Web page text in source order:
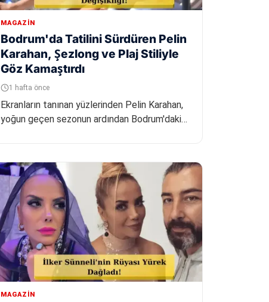
MAGAZIN
Bodrum'da Tatilini Sürdüren Pelin
Karahan, Şezlong ve Plaj Stiliyle
Göz Kamaştırdı
1 hafta önce
Ekranların tanınan yüzlerinden Pelin Karahan,
yoğun geçen sezonun ardından Bodrum'daki
MAGAZIN